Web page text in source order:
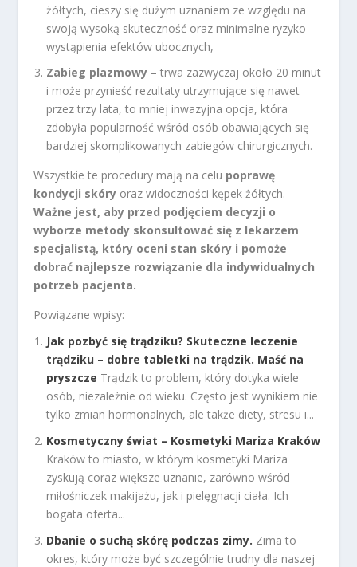
żółtych, cieszy się dużym uznaniem ze względu na
swoją wysoką skuteczność oraz minimalne ryzyko
wystąpienia efektów ubocznych,
Zabieg plazmowy – trwa zazwyczaj około 20 minut
i może przynieść rezultaty utrzymujące się nawet
przez trzy lata, to mniej inwazyjna opcja, która
zdobyła popularność wśród osób obawiających się
bardziej skomplikowanych zabiegów chirurgicznych.
Wszystkie te procedury mają na celu poprawę
kondycji skóry oraz widoczności kępek żółtych.
Ważne jest, aby przed podjęciem decyzji o
wyborze metody skonsultować się z lekarzem
specjalistą, który oceni stan skóry i pomoże
dobrać najlepsze rozwiązanie dla indywidualnych
potrzeb pacjenta.
Powiązane wpisy:
Jak pozbyć się trądziku? Skuteczne leczenie
trądziku – dobre tabletki na trądzik. Maść na
pryszcze Trądzik to problem, który dotyka wiele
osób, niezależnie od wieku. Często jest wynikiem nie
tylko zmian hormonalnych, ale także diety, stresu i...
Kosmetyczny świat – Kosmetyki Mariza Kraków
Kraków to miasto, w którym kosmetyki Mariza
zyskują coraz większe uznanie, zarówno wśród
miłośniczek makijażu, jak i pielęgnacji ciała. Ich
bogata oferta...
Dbanie o suchą skórę podczas zimy. Zima to
okres, który może być szczególnie trudny dla naszej